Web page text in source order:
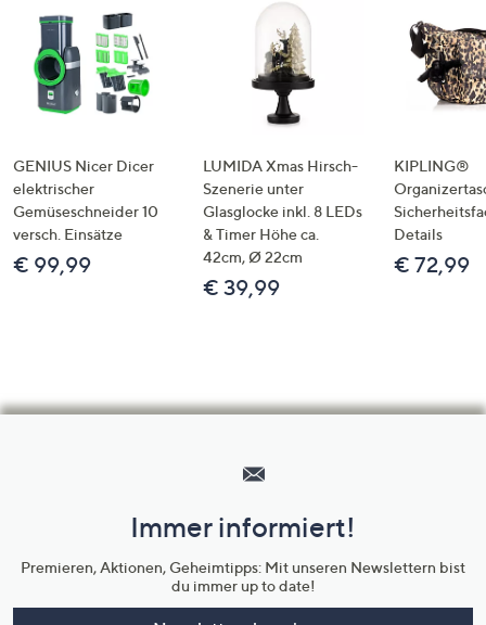
GENIUS Nicer Dicer
elektrischer
Gemüseschneider 10
versch. Einsätze
€ 99,99
LUMIDA Xmas Hirsch-
Szenerie unter
Glasglocke inkl. 8 LEDs
& Timer Höhe ca.
42cm, Ø 22cm
€ 39,99
KIPLING®
Details
€ 72,99
Unternehmensinformationen
Immer informiert!
Premieren, Aktionen, Geheimtipps: Mit unseren Newslettern bist
du immer up to date!